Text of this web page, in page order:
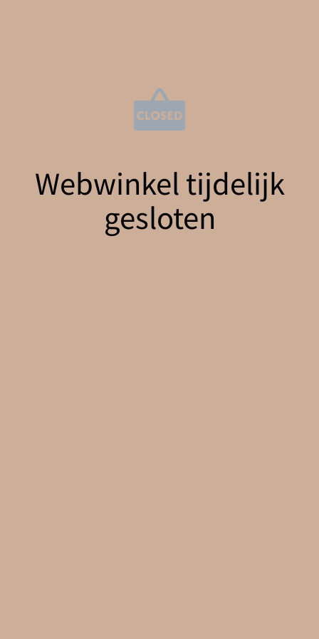
Webwinkel tijdelijk
gesloten